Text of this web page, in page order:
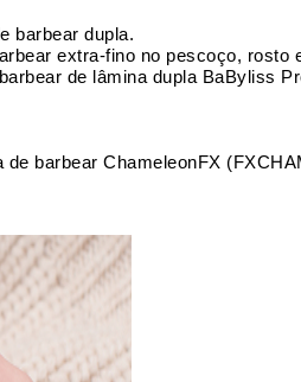
barbear dupla.
extra-fino no pescoço, rosto
de lâmina dupla BaByliss
barbear ChameleonFX